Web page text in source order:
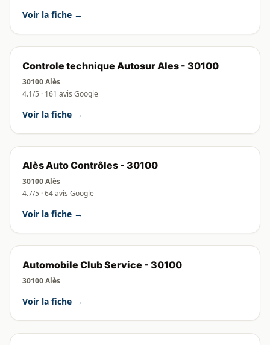
Voir la fiche →
Controle technique Autosur Ales - 30100
30100 Alès
4.1/5 · 161 avis Google
Voir la fiche →
Alès Auto Contrôles - 30100
30100 Alès
4.7/5 · 64 avis Google
Voir la fiche →
Automobile Club Service - 30100
30100 Alès
Voir la fiche →